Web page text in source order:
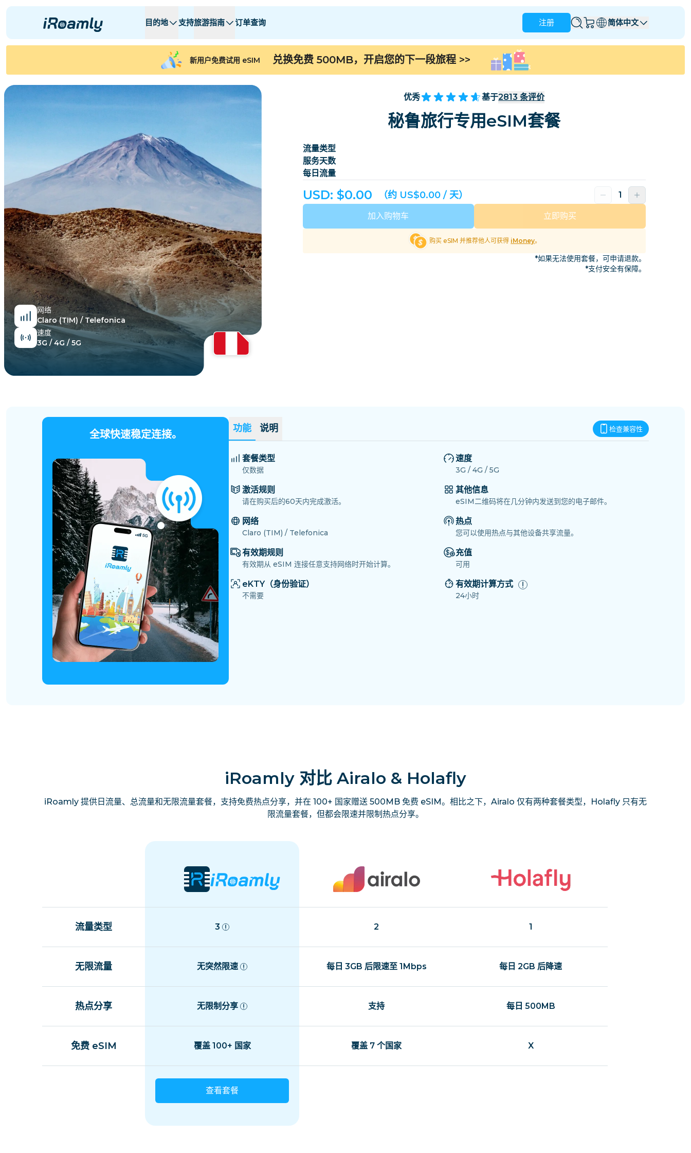
目的地 支持旅游指南 订单查询 注册 简体中文
区域eSIM
所有目的地 J - O P - S
阿尔巴尼亚
阿尔及利亚 安道尔 安圭拉
阿根廷
波斯尼亚和黑塞哥维那 巴西
保加利亚 柬埔寨
查德
刚果共和国 哥斯达黎加 科特迪瓦 塞浦路斯
捷克共和国 多米尼克
埃及 爱沙尼亚
探索所有目的地
所有目的地 J - O P - S
加拿大
中国 欧洲
新用户免费试用 eSIM 兑换免费 500MB，开启您的下一段旅程>>
网络
Claro (TIM) / Telefonica
速度
3G / 4G / 5G
优秀 基于2813 条评价
秘鲁旅行专用eSIM套餐
流量类型
服务天数
每日流量
USD: $0.00 （约 US$0.00 / 天）
加入购物车 立即购买
购买 eSIM 并推荐他人可获得 iMoney。
*如果无法使用套餐，可申请退款。
*支付安全有保障。
全球快速稳定连接。 功能 说明 检查兼容性
套餐类型
仅数据
激活规则
请在购买后的60天内完成激活。
网络
Claro (TIM) / Telefonica
有效期规则
有效期从 eSIM 连接任意支持网络时开始计算。
eKTY（身份验证）
不需要
速度
3G / 4G / 5G
其他信息
eSIM二维码将在几分钟内发送到您的电子邮件。
热点
您可以使用热点与其他设备共享流量。
充值
可用
有效期计算方式
24小时
iRoamly 对比 Airalo & Holafly
iRoamly 提供日流量、总流量和无限流量套餐，支持免费热点分享，并在 100+ 国家赠送 500MB 免费 eSIM。相比之下，Airalo 仅有两种套餐类型，Holafly 只有无
限流量套餐，但都会限速并限制热点分享。
流量类型 3 2 1
无限流量 无突然限速 每日 3GB 后限速至 1Mbps 每日 2GB 后降速
热点分享 无限制分享 支持 每日 500MB
免费 eSIM 覆盖 100+ 国家 覆盖 7 个国家 X
查看套餐